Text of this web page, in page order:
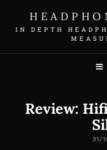
IN DEPTH
Review:
31/